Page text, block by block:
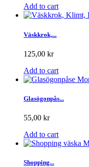
Add to cart
Väskkrok,...
125,00 kr
Add to cart
Glasögonpås...
55,00 kr
Add to cart
Shopping...